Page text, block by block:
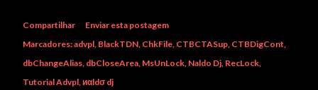
Compartilhar
Enviar esta postagem
Marcadores:advpl BlackTDN ChkFile CTBCTASup CTBDigCont
dbChangeAlias dbCloseArea MsUnLock Naldo Dj RecLock
Tutorial Advpl иαldσ dj